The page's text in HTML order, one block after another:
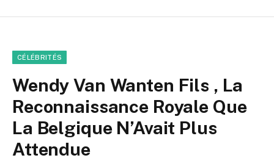
CÉLÉBRITÉS
Wendy Van Wanten Fils , La
Reconnaissance Royale Que
La Belgique N’Avait Plus
Attendue